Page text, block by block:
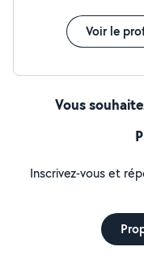
Voir le
Vous
Inscrivez-vous et